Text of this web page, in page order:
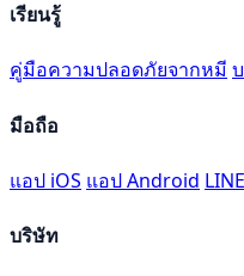
เรียนรู้
คู่มือความปลอดภัยจากหมี
มือถือ
แอป iOS แอป Android LINE
บริษัท